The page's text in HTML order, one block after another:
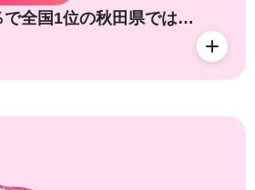
で全国1位の秋田県では…